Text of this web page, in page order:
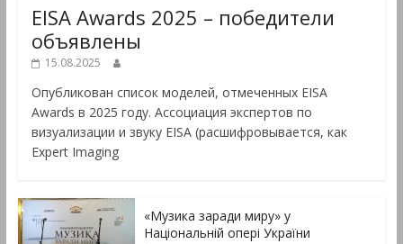
EISA Awards 2025 – победители
объявлены
15.08.2025
Опубликован список моделей, отмеченных EISA
Awards в 2025 году. Ассоциация экспертов по
визуализации и звуку EISA (расшифровывается, как
Expert Imaging
«Музика заради миру» у
Національній опері України